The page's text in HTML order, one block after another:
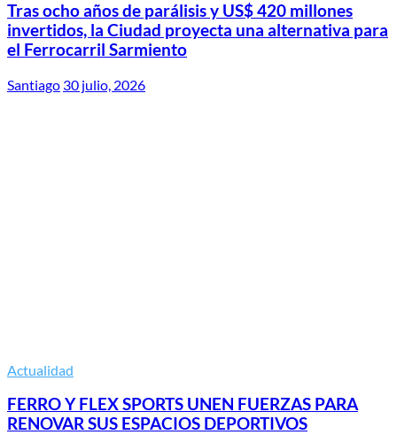
Tras ocho años de parálisis y US$ 420 millones
invertidos, la Ciudad proyecta una alternativa para
el Ferrocarril Sarmiento
Santiago 30 julio, 2026
Actualidad
FERRO Y FLEX SPORTS UNEN FUERZAS PARA
RENOVAR SUS ESPACIOS DEPORTIVOS